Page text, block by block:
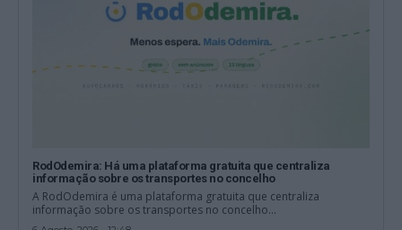
RodOdemira: Há uma plataforma gratuita que centraliza
informação sobre os transportes no concelho
A RodOdemira é uma plataforma gratuita que centraliza
informação sobre os transportes no concelho...